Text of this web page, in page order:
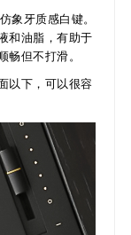
象牙质感白键。
和油脂，有助于
畅但不打滑。
以下，可以很容